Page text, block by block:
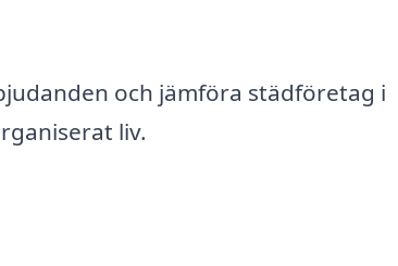
och jämföra städföretag i
liv.